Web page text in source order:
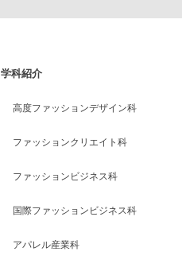
学科紹介
高度ファッションデザイン科
ファッションクリエイト科
ファッションビジネス科
国際ファッションビジネス科
アパレル産業科